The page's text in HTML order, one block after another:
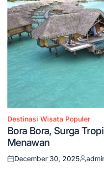
Posted
in
Destinasi Wisata Populer
Bora Bora, Surga
Menawan
Posted
December 30, 2025
Posted